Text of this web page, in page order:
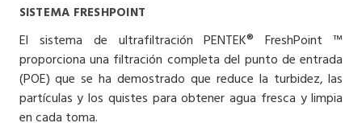
SISTEMA FRESHPOINT
El sistema de ultrafiltración PENTEK® FreshPoint ™
proporciona una filtración completa del punto de entrada
(POE) que se ha demostrado que reduce la turbidez, las
partículas y los quistes para obtener agua fresca y limpia
en cada toma.